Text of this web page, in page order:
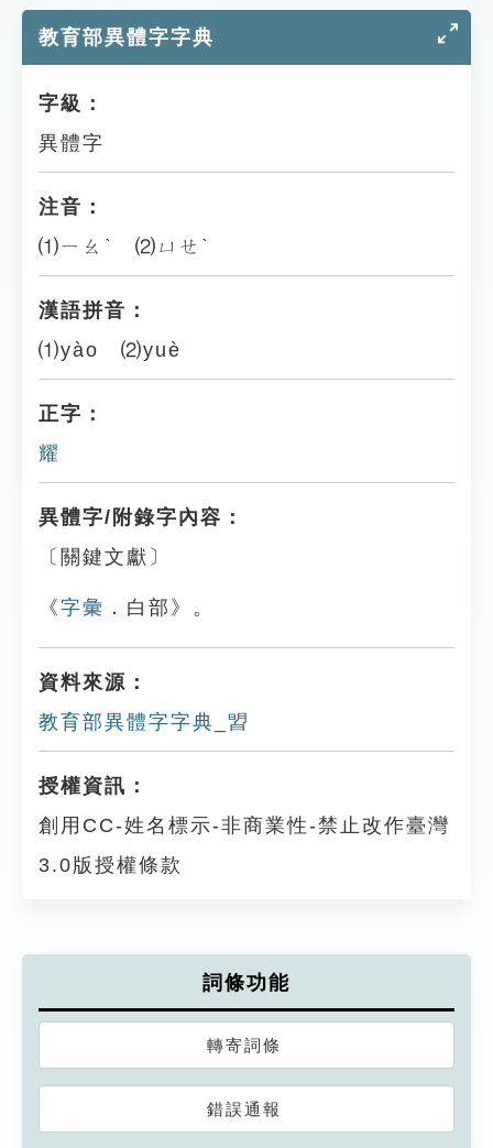
貓頭鷹博士
教育部異體字字典
字級：
異體字
注音：
⑴ㄧㄠˋ ⑵ㄩㄝˋ
漢語拼音：
⑴yào ⑵yuè
正字：
耀
異體字/附錄字內容：
〔關鍵文獻〕
《字彙 ．白部》。
資料來源：
教育部異體字字典_㿢
授權資訊：
創用CC-姓名標示-非商業性-禁止改作臺灣
3.0版授權條款
詞條功能
轉寄詞條
錯誤通報